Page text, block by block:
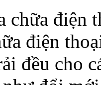
chữa điện
điện
đều cho